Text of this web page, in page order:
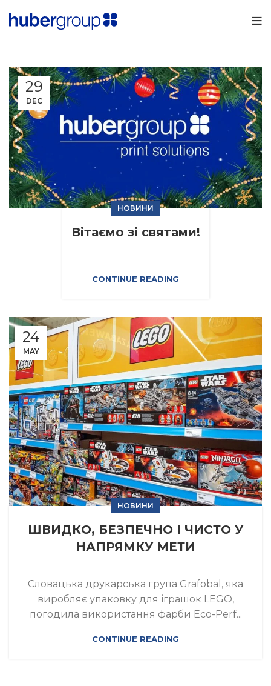
29
DEC
НОВИНИ
Вітаємо зі святами!
CONTINUE READING
24
MAY
НОВИНИ
ШВИДКО, БЕЗПЕЧНО І ЧИСТО У
НАПРЯМКУ МЕТИ
Словацька друкарська група Grafobal, яка
виробляє упаковку для іграшок LEGO,
погодила використання фарби Eco-Perf...
CONTINUE READING